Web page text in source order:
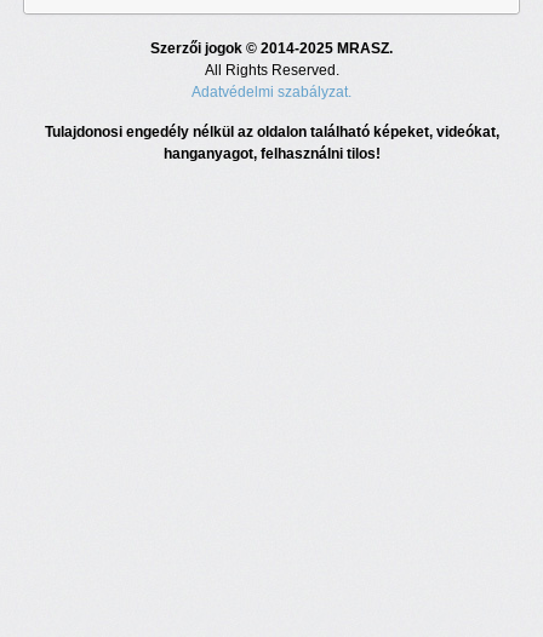
Szerzői jogok © 2014-2025 MRASZ.
All Rights Reserved.
Adatvédelmi szabályzat.
Tulajdonosi engedély nélkül az oldalon található képeket, videókat,
hanganyagot, felhasználni tilos!